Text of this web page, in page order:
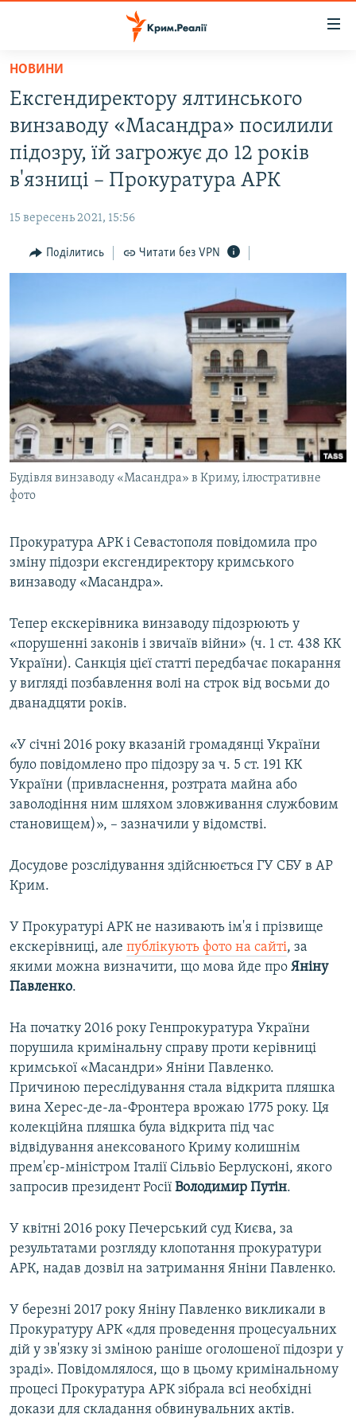
Перейти
основного
матеріалу
Перейти
до
основної
Перейти
пошуку
ВОДА.КРИМ
ВІДЕО ТА ФОТО
ПОЛІТИКА
ПОГЛЯД
ІНТЕРВ'Ю
ДЕПОРТАЦІЯ
ВІДЕОУРОКИ «ELIFBE»
СВІДЧЕННЯ ОКУПАЦІЇ
УКРАЇНСЬКА ПРОБЛЕМА КРИМУ
ІНФОГРАФІКА
ЯК ОБІЙТИ БЛОКУВАННЯ
Русский
Qırımtatar
ДОЛУЧАЙСЯ!
НОВИНИ
Ексгендиректору ялтинського
винзаводу «Масандра» посилили
підозру, їй загрожує до 12 років
в'язниці – Прокуратура АРК
15 вересень 2021, 15:56
Поділитись Читати без VPN
Будівля винзаводу «Масандра» в Криму, ілюстративне
фото
Прокуратура АРК і Севастополя повідомила про
зміну підозри ексгендиректору кримського
винзаводу «Масандра».
Тепер екскерівника винзаводу підозрюють у
«порушенні законів і звичаїв війни» (ч. 1 ст. 438 КК
України). Санкція цієї статті передбачає покарання
у вигляді позбавлення волі на строк від восьми до
дванадцяти років.
«У січні 2016 року вказаній громадянці України
було повідомлено про підозру за ч. 5 ст. 191 КК
України (привласнення, розтрата майна або
заволодіння ним шляхом зловживання службовим
становищем)», – зазначили у відомстві.
Досудове розслідування здійснюється ГУ СБУ в АР
Крим.
У Прокуратурі АРК не називають ім'я і прізвище
екскерівниці, але публікують фото на сайті, за
якими можна визначити, що мова йде про Яніну
Павленко.
На початку 2016 року Генпрокуратура України
порушила кримінальну справу проти керівниці
кримської «Масандри» Яніни Павленко.
Причиною переслідування стала відкрита пляшка
вина Херес-де-ла-Фронтера врожаю 1775 року. Ця
колекційна пляшка була відкрита під час
відвідування анексованого Криму колишнім
прем'єр-міністром Італії Сільвіо Берлусконі, якого
запросив президент Росії Володимир Путін.
У квітні 2016 року Печерський суд Києва, за
результатами розгляду клопотання прокуратури
АРК, надав дозвіл на затримання Яніни Павленко.
У березні 2017 року Яніну Павленко викликали в
Прокуратуру АРК «для проведення процесуальних
дій у зв'язку зі зміною раніше оголошеної підозри у
зраді». Повідомлялося, що в цьому кримінальному
процесі Прокуратура АРК зібрала всі необхідні
докази для складання обвинувальних актів.